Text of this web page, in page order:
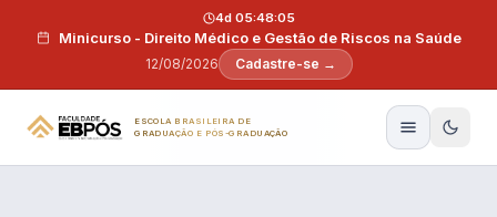
Minicurso - Direito Médico e Gestão de Riscos na Saúde
12/08/2026
4d 05:48:04
Cadastre-se →
ESCOLA BRASILEIRA DE
GRADUAÇÃO E PÓS-GRADUAÇÃO